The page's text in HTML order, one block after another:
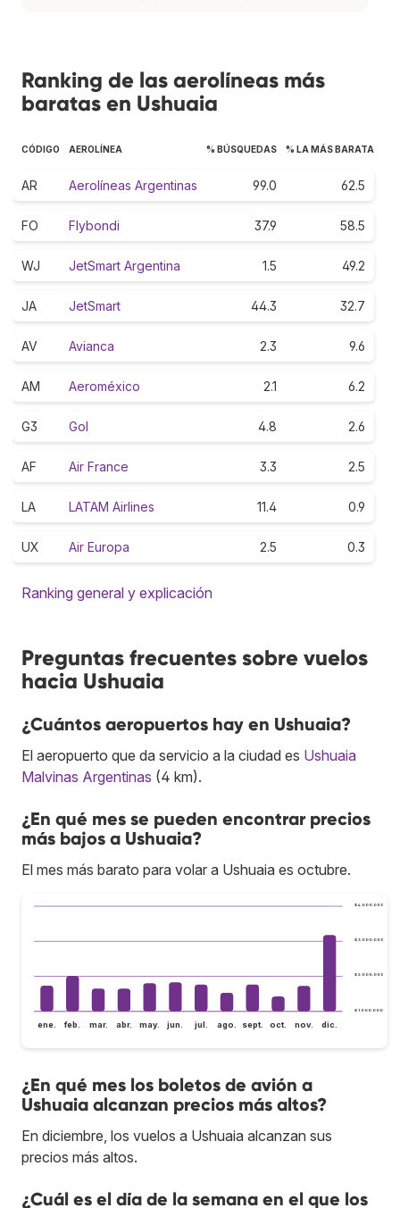
Ranking de las aerolíneas más
baratas en Ushuaia
CÓDIGO AEROLÍNEA % BÚSQUEDAS % LA MÁS BARATA
AR Aerolíneas Argentinas 99.0 62.5
FO Flybondi 37.9 58.5
WJ JetSmart Argentina 1.5 49.2
JA JetSmart 44.3 32.7
AV Avianca 2.3 9.6
AM Aeroméxico 2.1 6.2
G3 Gol 4.8 2.6
AF Air France 3.3 2.5
LA LATAM Airlines 11.4 0.9
UX Air Europa 2.5 0.3
Ranking general y explicación
Preguntas frecuentes sobre vuelos
hacia Ushuaia
¿Cuántos aeropuertos hay en Ushuaia?
El aeropuerto que da servicio a la ciudad es Ushuaia
Malvinas Argentinas (4 km).
¿En qué mes se pueden encontrar precios
más bajos a Ushuaia?
El mes más barato para volar a Ushuaia es octubre.
$ 1.000.000
$ 2.000.000
$ 3.000.000
$ 4.000.000
ene. feb. mar. abr. may. jun. jul. ago. sept. oct. nov. dic.
¿En qué mes los boletos de avión a
Ushuaia alcanzan precios más altos?
En diciembre, los vuelos a Ushuaia alcanzan sus
precios más altos.
¿Cuál es el día de la semana en el que los